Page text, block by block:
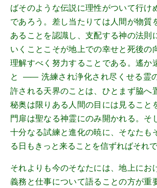
ばそのような伝説に理性がついて行け
であろう。差し当たりては人間が物質
あることを認識し、支配する神の法則
いくことこそが地上での幸せと死後の
理解すべく努力することである。遙か
と
―― 洗練され浄化され尽くせる霊
許される天界のことは、ひとまず脇へ
秘奥は限りある人間の目には見ること
門扉は聖なる神霊にのみ開かれる。そ
十分なる試練と進化の暁に、そなたも
る日もきっと来ることを信ずればそれで
それよりも今のそなたには、地上にお
義務と仕事について語ることの方が重